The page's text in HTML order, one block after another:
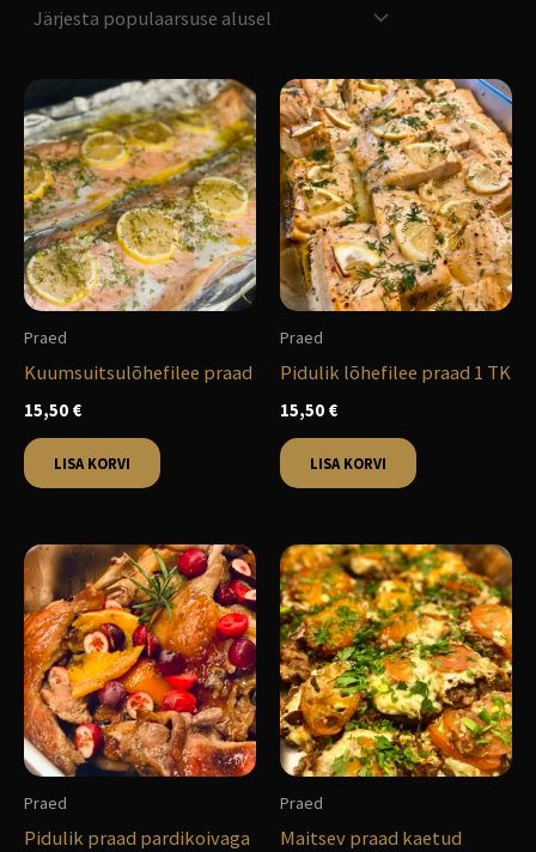
Praed
Kuumsuitsulõhefilee praad
15,50 €
LISA KORVI
Praed
Pidulik lõhefilee praad 1 TK
15,50 €
LISA KORVI
Praed
Pidulik praad pardikoivaga
Praed
Maitsev praad kaetud